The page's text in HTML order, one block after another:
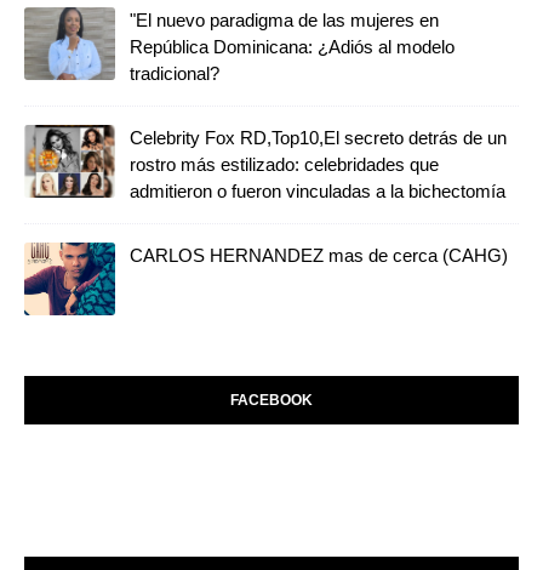
"El nuevo paradigma de las mujeres en
República Dominicana: ¿Adiós al modelo
tradicional?
Celebrity Fox RD,Top10,El secreto detrás de un
rostro más estilizado: celebridades que
admitieron o fueron vinculadas a la bichectomía
CARLOS HERNANDEZ mas de cerca (CAHG)
FACEBOOK